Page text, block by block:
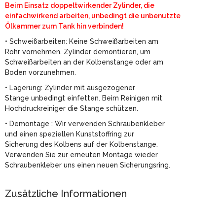
Beim Einsatz doppeltwirkender Zylinder, die
einfachwirkend arbeiten, unbedingt die unbenutzte
Ölkammer zum Tank hin verbinden!
• Schweißarbeiten: Keine Schweißarbeiten am
Rohr vornehmen. Zylinder demontieren, um
Schweißarbeiten an der Kolbenstange oder am
Boden vorzunehmen.
• Lagerung: Zylinder mit ausgezogener
Stange unbedingt einfetten. Beim Reinigen mit
Hochdruckreiniger die Stange schützen.
• Demontage : Wir verwenden Schraubenkleber
und einen speziellen Kunststoffring zur
Sicherung des Kolbens auf der Kolbenstange.
Verwenden Sie zur erneuten Montage wieder
Schraubenkleber uns einen neuen Sicherungsring.
Zusätzliche Informationen